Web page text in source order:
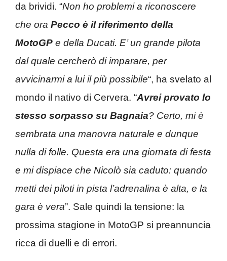
da brividi. “Non ho problemi a riconoscere
che ora Pecco è il riferimento della
MotoGP e della Ducati. E’ un grande pilota
dal quale cercherò di imparare, per
avvicinarmi a lui il più possibile“, ha svelato al
mondo il nativo di Cervera. “Avrei provato lo
stesso sorpasso su Bagnaia? Certo, mi è
sembrata una manovra naturale e dunque
nulla di folle. Questa era una giornata di festa
e mi dispiace che Nicolò sia caduto: quando
metti dei piloti in pista l’adrenalina è alta, e la
gara è vera”. Sale quindi la tensione: la
prossima stagione in MotoGP si preannuncia
ricca di duelli e di errori.